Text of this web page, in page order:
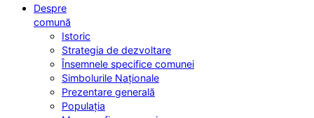
Despre
comună
Istoric
Strategia de dezvoltare
Însemnele specifice comunei
Simbolurile Naționale
Prezentare generală
Populația